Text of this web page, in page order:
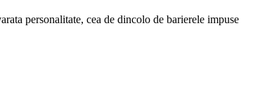
personalitate, cea de dincolo de barierele impuse